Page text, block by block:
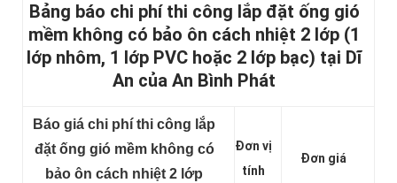
Bảng báo chi phí thi công lắp đặt ống gió
mềm không có bảo ôn cách nhiệt 2 lớp (1
lớp nhôm, 1 lớp PVC hoặc 2 lớp bạc) tại Dĩ
An của An Bình Phát
Báo giá chi phí thi công lắp
đặt ống gió mềm không có
bảo ôn cách nhiệt 2 lớp
Đơn vị
tính
Đơn giá